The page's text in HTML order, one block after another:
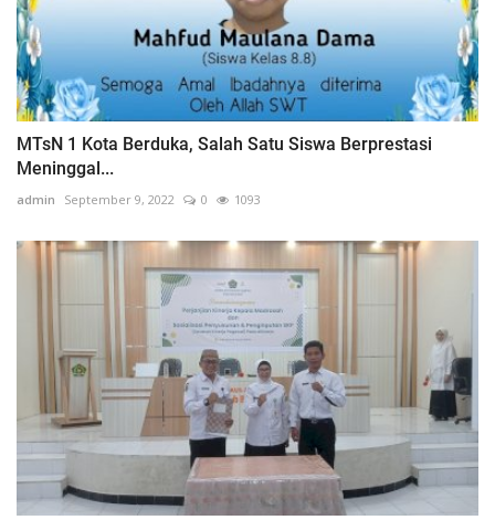
MTsN 1 Kota Berduka, Salah Satu Siswa Berprestasi
Meninggal...
admin September 9, 2022 0 1093